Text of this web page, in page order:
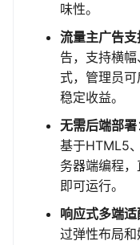
味性。
流量主广告支
告，支持横
式，管理员
稳定收益。
无需后端部署
基于HTML5
务器端编程
即可运行。
响应式多端适
过弹性布局